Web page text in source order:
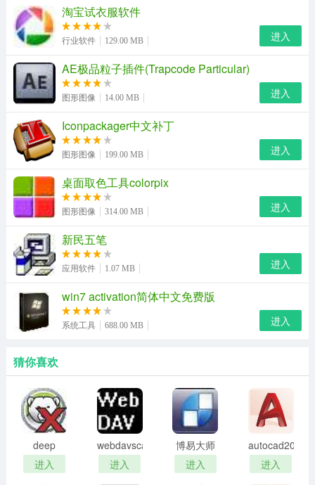
用来反映cpu在进行aes加密演算法时的效能。这项测试主
要针对一些网路伺服器，比如指令伺服器，它们会进行频
繁的加解密操作，那么这项得分的高低就特别重要了。
cpu photoworxx 着重于cpu的整数运算能力、多核心运算
利用模拟数位影像处理来进行cpu效能的评估。这项测试需
要频繁及大量的记忆体存取操作，所以说这项测试不仅对
处理器的要求很高，同时对记忆体速度也有较高的要求。
对于在影片处理，如影片压缩、影片转档应用比较多的
人，此项得分越高越好。
cpu queen 是测试cpu的分支预测能力
以及预测错误时所造成的效能影响。对于主频相同的cpu，
更短的处理管线和更加准确的预测能力在此项得分上就更
高。因此，可以看出并不是主频越高的cpu性能就越好，这
目追求高主频。
cpu hash 是一种采用sha1哈希算法的测试
用来反映cpu整数运算能力。
aida64最新版亮点优势
硬件诊断
淘宝试衣服软件
行业软件 129.00 MB 进入
AE极品粒子插件(Trapcode Particular)
图形图像 14.00 MB 进入
Iconpackager中文补丁
图形图像 199.00 MB 进入
桌面取色工具colorpix
图形图像 314.00 MB 进入
新民五笔
应用软件 1.07 MB 进入
win7 activation简体中文免费版
系统工具 688.00 MB 进入
猜你喜欢
deep
freeze
password
进入
webdavscan
客户端
(web漏洞
进入
博易大师
资管版
进入
autocad2002
迷你版
进入